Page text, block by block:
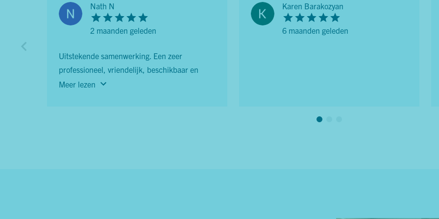
Nath N
2 maanden geleden
Uitstekende samenwerking. Een zeer
professioneel, vriendelijk, beschikbaar en
altijd attent team! Bedankt voor de verkoop
Meer lezen
Karen Barakozyan
6 maanden geleden